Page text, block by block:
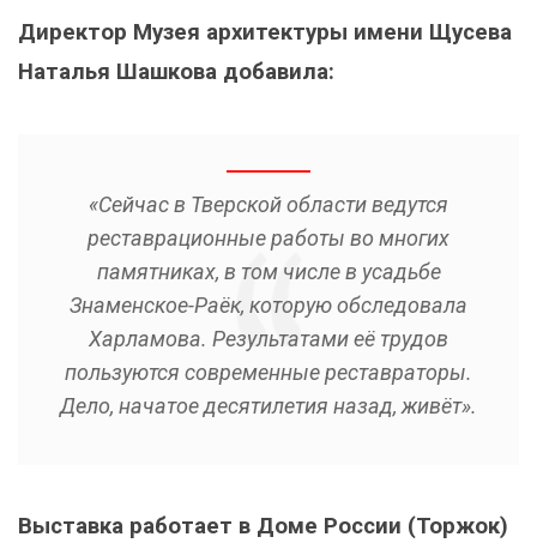
Директор Музея архитектуры имени Щусева
Наталья Шашкова добавила:
«Сейчас в Тверской области ведутся
реставрационные работы во многих
памятниках, в том числе в усадьбе
Знаменское-Раёк, которую обследовала
Харламова. Результатами её трудов
пользуются современные реставраторы.
Дело, начатое десятилетия назад, живёт».
Выставка работает в Доме России (Торжок)